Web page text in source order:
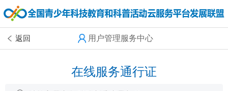
返回 用户管理服务中心
在线服务通行证